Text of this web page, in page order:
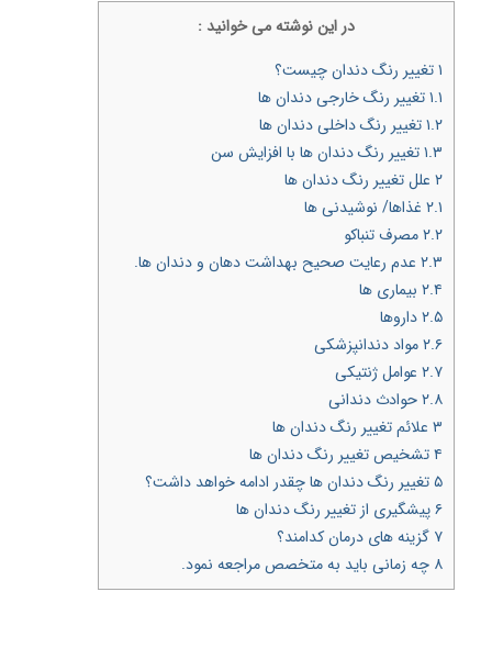
در اين نوشته می خوانيد :
۱تغییر رنگ دندان چیست؟
۱.۱تغییر رنگ خارجی دندان ها
۱.۲تغییر رنگ داخلی دندان ها
۱.۳تغییر رنگ دندان ها با افزایش سن
۲علل تغییر رنگ دندان ها
۲.۱غذاها/ نوشیدنی ها
۲.۲مصرف تنباکو
۲.۳عدم رعایت صحیح بهداشت دهان و دندان ها.
۲.۴بیماری ها
۲.۵داروها
۲.۶مواد دندانپزشکی
۲.۷عوامل ژنتیکی
۲.۸حوادث دندانی
۳علائم تغییر رنگ دندان ها
۴تشخیص تغییر رنگ دندان ها
۵تغییر رنگ دندان ها چقدر ادامه خواهد داشت؟
۶پیشگیری از تغییر رنگ دندان ها
۷ گزینه های درمان کدامند؟
۸ چه زمانی باید به متخصص مراجعه نمود.